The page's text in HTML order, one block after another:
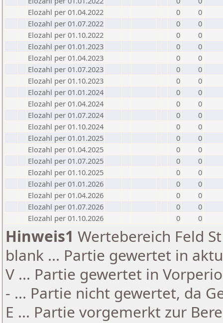
Elozahl per 01.04.2022
0
0
Elozahl per 01.07.2022
0
0
Elozahl per 01.10.2022
0
0
Elozahl per 01.01.2023
0
0
Elozahl per 01.04.2023
0
0
Elozahl per 01.07.2023
0
0
Elozahl per 01.10.2023
0
0
Elozahl per 01.01.2024
0
0
Elozahl per 01.04.2024
0
0
Elozahl per 01.07.2024
0
0
Elozahl per 01.10.2024
0
0
Elozahl per 01.01.2025
0
0
Elozahl per 01.04.2025
0
0
Elozahl per 01.07.2025
0
0
Elozahl per 01.10.2025
0
0
Elozahl per 01.01.2026
0
0
Elozahl per 01.04.2026
0
0
Elozahl per 01.07.2026
0
0
Elozahl per 01.10.2026
0 0
Hinweis1 Wertebereich Feld
blank ... Partie gewertet in
V ... Partie gewertet in
- ... Partie nicht gewertet, da
E ... Partie vorgemerkt zur